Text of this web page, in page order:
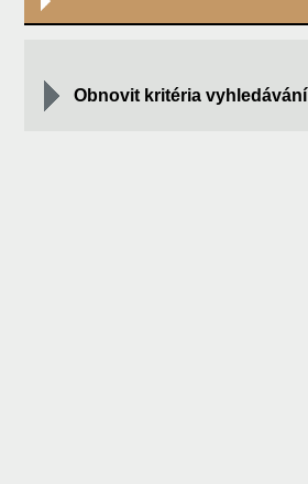
Obnovit kritéria vyhledávání